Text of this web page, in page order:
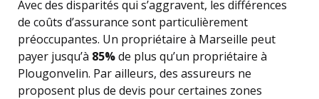
Avec des disparités qui s’aggravent, les différences
de coûts d’assurance sont particulièrement
préoccupantes. Un propriétaire à Marseille peut
payer jusqu’à 85%de plus qu’un propriétaire à
Plougonvelin. Par ailleurs, des assureurs ne
proposent plus de devis pour certaines zones